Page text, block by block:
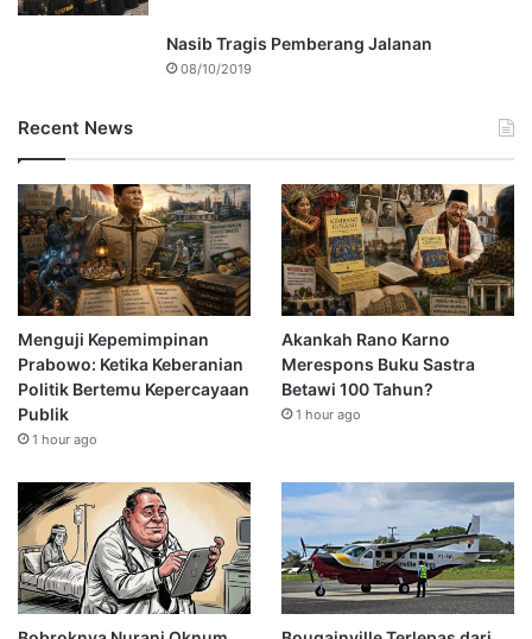
Nasib Tragis Pemberang Jalanan
08/10/2019
Recent News
Menguji Kepemimpinan
Prabowo: Ketika Keberanian
Politik Bertemu Kepercayaan
Publik
1 hour ago
Akankah Rano Karno
Merespons Buku Sastra
Betawi 100 Tahun?
1 hour ago